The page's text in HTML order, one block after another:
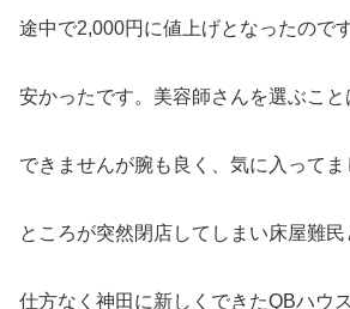
途中で2,000円に値上げとなったので
安かったです。美容師さんを選ぶこと
できませんが腕も良く、気に入ってま
ところが突然閉店してしまい床屋難民
仕方なく神田に新しくできたQBハウ